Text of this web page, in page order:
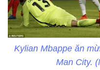
Kylian Mbappe ăn
Man City.